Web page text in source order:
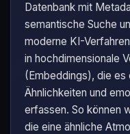
Datenbank mit
semantische Suche
moderne KI-
in hochdimensionale
(Embeddings), die
Ähnlichkeiten und
erfassen. So können
die eine ähnliche